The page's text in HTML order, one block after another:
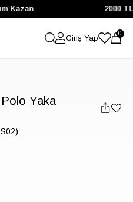
Kazan 2000
Giriş Yap
0
Yaka